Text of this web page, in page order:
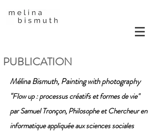
PUBLICATION
Mélina Bismuth, Painting with photography
"Flow up : processus créatifs et formes de vie"
parSamuel Tronçon, Philosophe et Chercheur en
informatique appliquée aux sciences sociales